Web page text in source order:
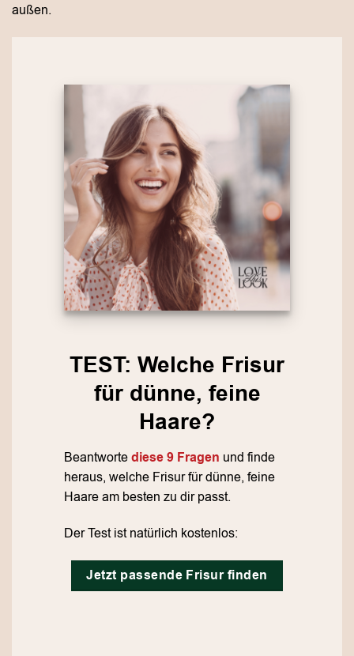
außen.
TEST: Welche Frisur
für dünne, feine
Haare?
Beantwortediese 9 Fragen und finde
heraus, welche Frisur für dünne, feine
Haare am besten zu dir passt.
Der Test ist natürlich kostenlos:
Jetzt passende Frisur finden